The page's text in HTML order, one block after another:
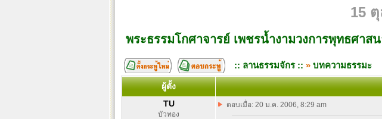
15
พระธรรมโกศาจารย์ เพชรน้ำงามวงการพุทธศาส
:: ลานธรรมจักร :: » บทความธรรมะ
ผู้ตั้ง
TU
บัวทอง
ตอบเมื่อ: 20 ม.ค. 2006, 8:29 am